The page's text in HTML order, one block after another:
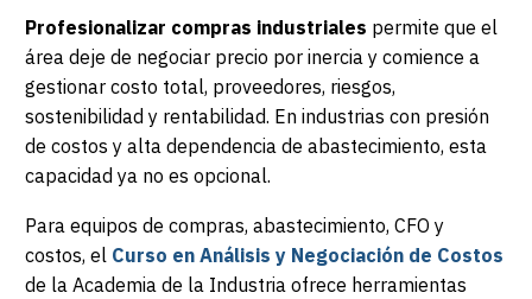
Profesionalizar compras industriales permite que el
área deje de negociar precio por inercia y comience a
gestionar costo total, proveedores, riesgos,
sostenibilidad y rentabilidad. En industrias con presión
de costos y alta dependencia de abastecimiento, esta
capacidad ya no es opcional.
Para equipos de compras, abastecimiento, CFO y
costos, el Curso en Análisis y Negociación de Costos
de la Academia de la Industria ofrece herramientas